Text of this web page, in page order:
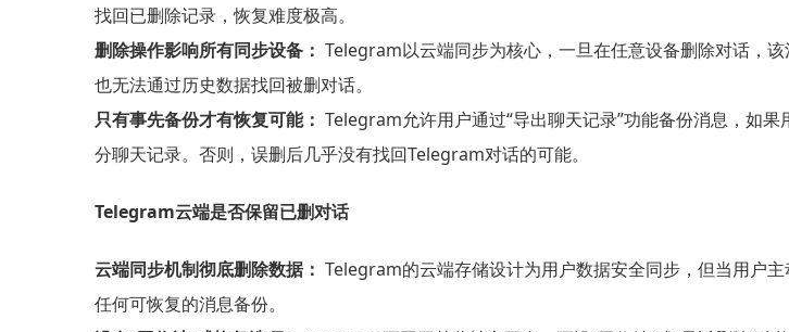
找回已删除记录，恢复难度极高。
删除操作影响所有同步设备： Telegram以云端同步为核心，一旦在任意设备删除对话，
也无法通过历史数据找回被删对话。
只有事先备份才有恢复可能： Telegram允许用户通过“导出聊天记录”功能备份消息，如
分聊天记录。否则，误删后几乎没有找回Telegram对话的可能。
Telegram云端是否保留已删对话
云端同步机制彻底删除数据： Telegram的云端存储设计为用户数据安全同步，但当用户
任何可恢复的消息备份。